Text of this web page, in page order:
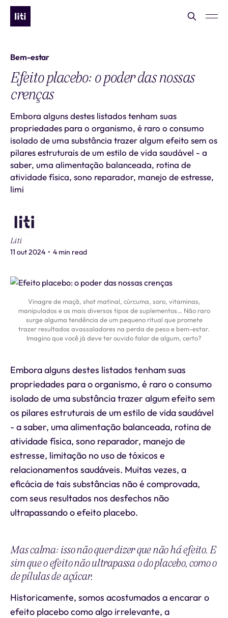
Bem-estar
Efeito placebo: o poder das nossas
crenças
Embora alguns destes listados tenham suas
propriedades para o organismo, é raro o consumo
isolado de uma substância trazer algum efeito sem os
pilares estruturais de um estilo de vida saudável - a
saber, uma alimentação balanceada, rotina de
atividade física, sono reparador, manejo de estresse,
limi
Liti
11 out 2024 • 4 min read
Vinagre de maçã, shot matinal, cúrcuma, soro, vitaminas,
manipulados e os mais diversos tipos de suplementos… Não raro
surge alguma tendência de um pequeno ritual que promete
trazer resultados avassaladores na perda de peso e bem-estar.
Imagino que você já deve ter ouvido falar de algum, certo?
Embora alguns destes listados tenham suas
propriedades para o organismo, é raro o consumo
isolado de uma substância trazer algum efeito sem
os pilares estruturais de um estilo de vida saudável
- a saber, uma alimentação balanceada, rotina de
atividade física, sono reparador, manejo de
estresse, limitação no uso de tóxicos e
relacionamentos saudáveis. Muitas vezes, a
eficácia de tais substâncias não é comprovada,
com seus resultados nos desfechos não
ultrapassando o efeito placebo.
Mas calma: isso não quer dizer que não há efeito. E
sim que o efeito não ultrapassa o do placebo, como o
de pílulas de açúcar.
Historicamente, somos acostumados a encarar o
efeito placebo como algo irrelevante, a